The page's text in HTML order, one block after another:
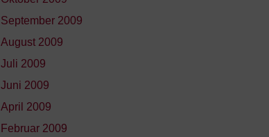
September 2009
August 2009
Juli 2009
Juni 2009
April 2009
Februar 2009